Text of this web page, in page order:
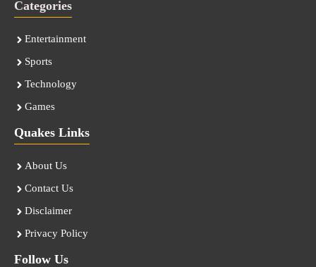
Categories
Entertainment
Sports
Technology
Games
Quakes Links
About Us
Contact Us
Disclaimer
Privacy Policy
Follow Us